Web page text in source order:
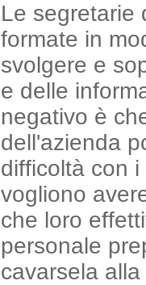
Le segretarie
formate in
svolgere e
e delle
negativo è
dell'azienda
difficoltà con
vogliono
che loro
personale
cavarsela